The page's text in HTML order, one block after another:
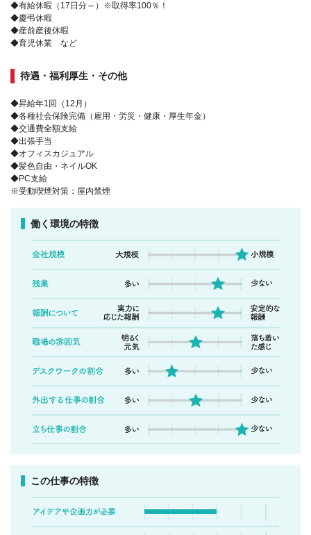
◆有給休暇（17日分～）※取得率100％！
◆慶弔休暇
◆産前産後休暇
◆育児休業 など
待遇・福利厚生・その他
◆昇給年1回（12月）
◆各種社会保険完備（雇用・労災・健康・厚生年金）
◆交通費全額支給
◆出張手当
◆オフィスカジュアル
◆髪色自由・ネイルOK
◆PC支給
※受動喫煙対策：屋内禁煙
働く環境の特徴
この仕事の特徴